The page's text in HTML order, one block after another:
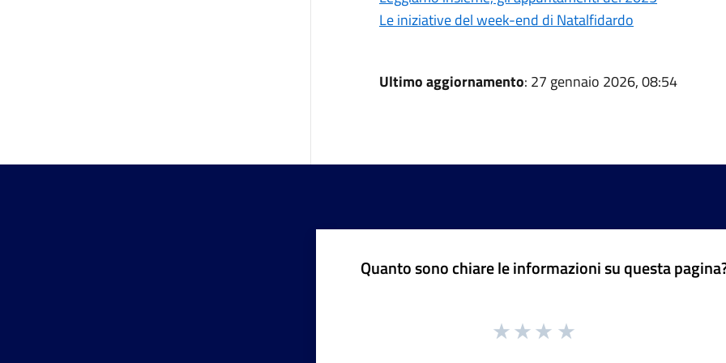
Le iniziative del week-end di Natalfidardo
Ultimo aggiornamento: 27 gennaio 2026, 08:54
Quanto sono chiare le informazioni su questa